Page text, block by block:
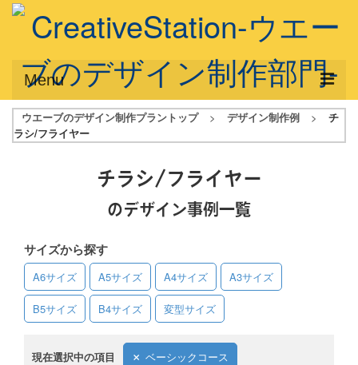
Menu
サービス概要
デザインアシスト
フルデザイン
データ修正
写真からイラスト作成
デザイン制作例
ご利用料金
ウエーブのデザイン制作プラントップ > デザイン制作例 >
チ
ラシ/フライヤー
チラシ/フライヤー
のデザイン事例一覧
サイズから探す
A6サイズ A5サイズ A4サイズ A3サイズ
B5サイズ B4サイズ 変型サイズ
現在選択中の項目 ベーシックコース